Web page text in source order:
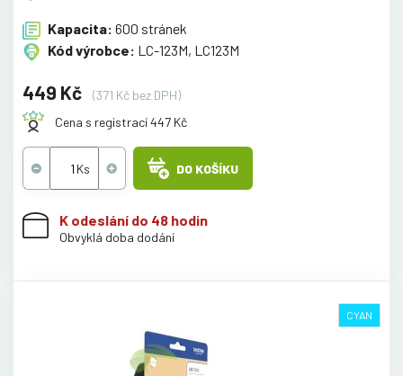
Kapacita: 600 stránek
Kód výrobce: LC-123M, LC123M
449 Kč
(371 Kč bez DPH)
Cena s registrací 447 Kč
DO KOŠÍKU
K odeslání do 48 hodin
Obvyklá doba dodání
CYAN